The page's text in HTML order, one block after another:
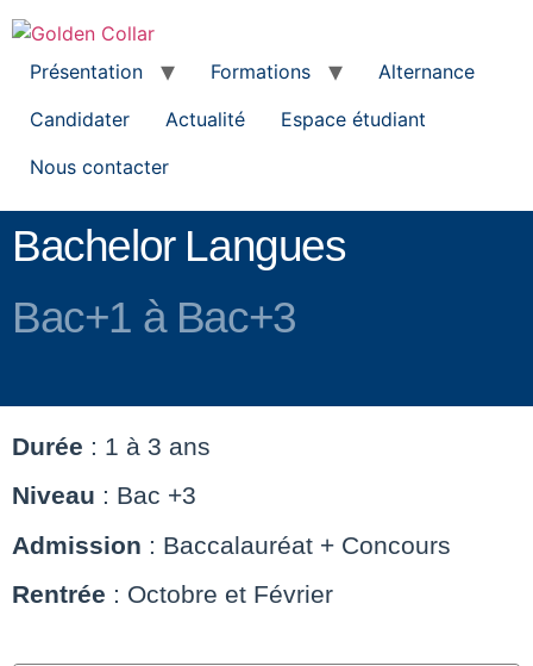
Présentation Formations
Alternance
Candidater
Actualité
Espace étudiant
Nous contacter
Bachelor Langues
Bac+1 à Bac+3
Durée : 1 à 3 ans
Niveau : Bac +3
Admission : Baccalauréat + Concours
Rentrée : Octobre et Février